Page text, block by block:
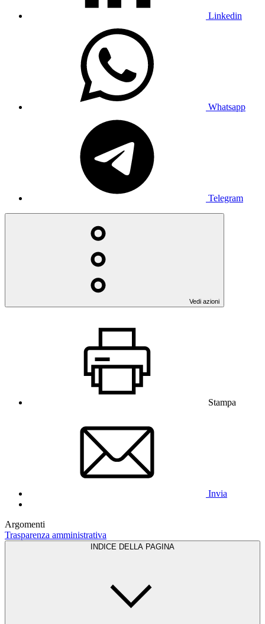
Linkedin
Whatsapp
Telegram
Vedi azioni
Stampa
Invia
Argomenti
Trasparenza amministrativa
INDICE DELLA PAGINA